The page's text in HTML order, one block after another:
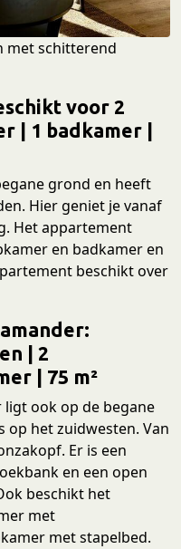
met schitterend
voor 2
| 1 badkamer |
grond en heeft
Hier geniet je vanaf
Het appartement
en badkamer en
beschikt over
| 2
| 75 m²
ook op de begane
op het zuidwesten. Van
Er is een
en een open
beschikt het
met
met stapelbed.